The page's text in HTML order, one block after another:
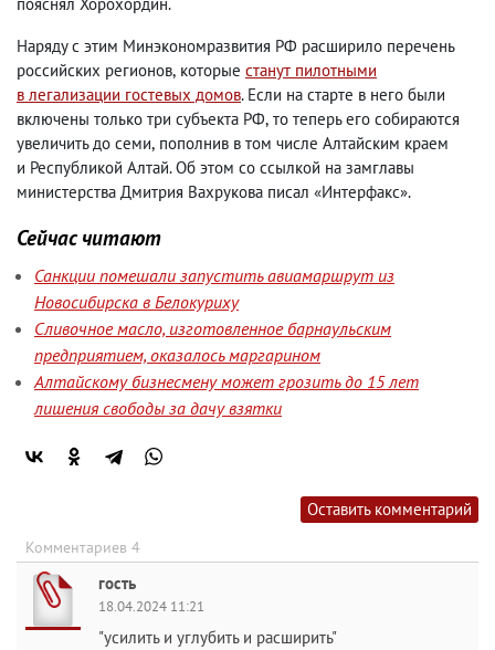
Наряду с этим Минэкономразвития РФ расширило перечень
российских регионов, которые станут пилотными
в легализации гостевых домов. Если на старте в него были
включены только три субъекта РФ, то теперь его собираются
увеличить до семи, пополнив в том числе Алтайским краем
и Республикой Алтай. Об этом со ссылкой на замглавы
министерства Дмитрия Вахрукова писал «Интерфакс».
Сейчас читают
Санкции помешали запустить авиамаршрут из
Новосибирска в Белокуриху
Сливочное масло, изготовленное барнаульским
предприятием, оказалось маргарином
Алтайскому бизнесмену может грозить до 15 лет
лишения свободы за дачу взятки
Оставить комментарий
Комментариев 4
гость
18.04.2024 11:21
"усилить и углубить и расширить"